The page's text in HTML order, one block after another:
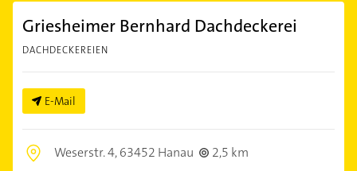
Griesheimer Bernhard Dachdeckerei
DACHDECKEREIEN
E-Mail
Weserstr. 4,63452 Hanau
2,5 km